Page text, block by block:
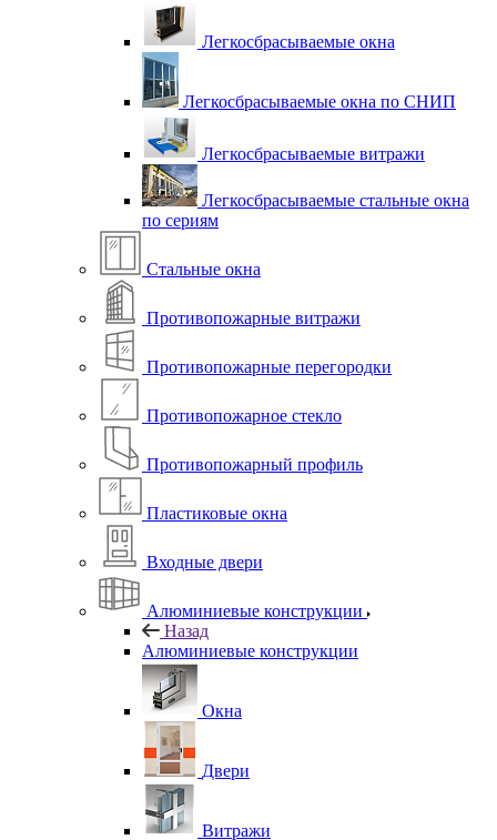
Легкосбрасываемые окна
Легкосбрасываемые окна по СНИП
Легкосбрасываемые витражи
Легкосбрасываемые стальные окна
по сериям
Стальные окна
Противопожарные витражи
Противопожарные перегородки
Противопожарное стекло
Противопожарный профиль
Пластиковые окна
Входные двери
Алюминиевые конструкции
Назад
Алюминиевые конструкции
Окна
Двери
Витражи